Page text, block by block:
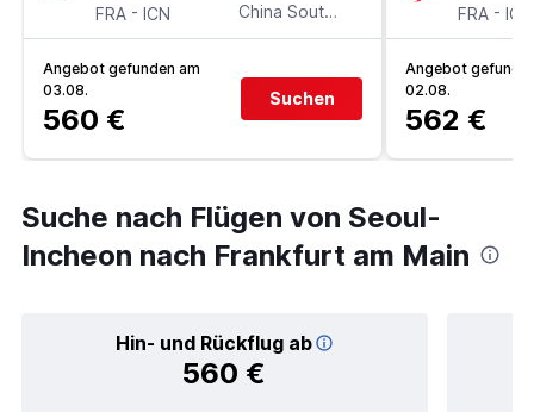
FRA - ICN
China Southern
Angebot gefunden am
03.08.
560 €
Suchen
FRA - ICN
Angebot
02.08.
562 €
Suche nach Flügen von Seoul-
Incheon nach Frankfurt am Main
Hin- und Rückflug ab
560 €